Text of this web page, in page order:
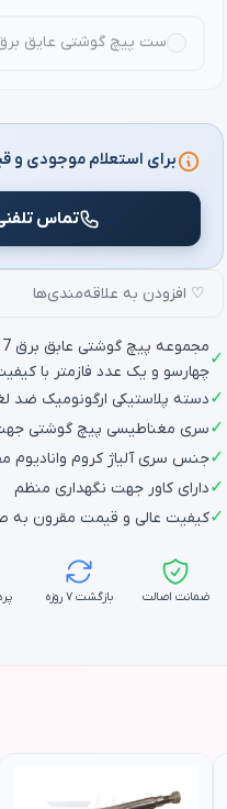
ست پیچ گوشتی عایق برق7 عددی
برای استعلام موجودی و
تماس
♡ افزودن به علاقه‌مندی‌ها
✓
چهارسو و یک عدد فازمتر با
✓دسته پلاستیکی ارگونومیک ضد
✓سری مغناطیسی پیچ گوشتی
✓جنس سری آلیاژ کروم وانادیوم
✓دارای کاور جهت نگهداری منظم
✓کیفیت عالی و قیمت مقرون به
ضمانت اصالت بازگشت ۷ روزه